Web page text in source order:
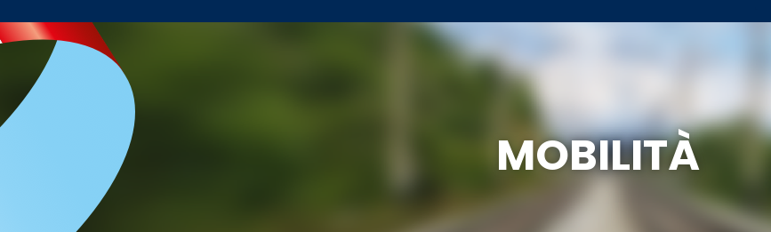
MOBILITÀ